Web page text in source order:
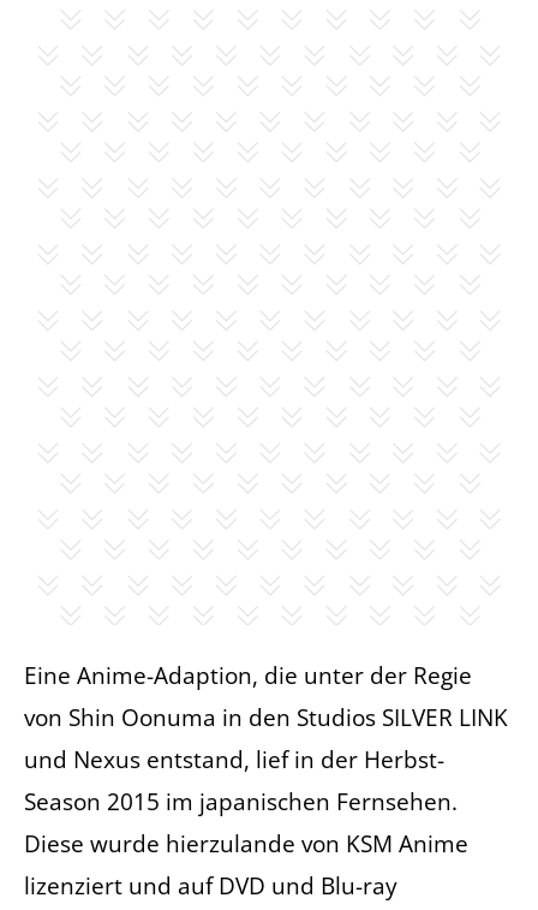
Eine Anime-Adaption, die unter der Regie
von Shin Oonuma in den Studios SILVER LINK
und Nexus entstand, lief in der Herbst-
Season 2015 im japanischen Fernsehen.
Diese wurde hierzulande von KSM Anime
lizenziert und auf DVD und Blu-ray